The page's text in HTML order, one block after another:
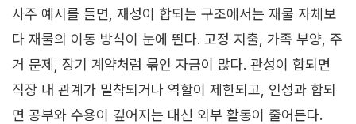
사주 예시를 들면, 재성이 합되는 구조에서는 재물 자체보
다 재물의 이동 방식이 눈에 띈다. 고정 지출, 가족 부양, 주
거 문제, 장기 계약처럼 묶인 자금이 많다. 관성이 합되면
직장 내 관계가 밀착되거나 역할이 제한되고, 인성과 합되
면 공부와 수용이 깊어지는 대신 외부 활동이 줄어든다.